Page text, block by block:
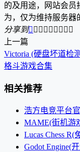
的及用途，网站会员
为，仅为维持服务器
分享到        
上一篇
Victoria (硬盘坏道检
格斗游戏合集
相关推荐
浩方电竞平台
MAME(街机游
Lucas Chess
Godot Engine(